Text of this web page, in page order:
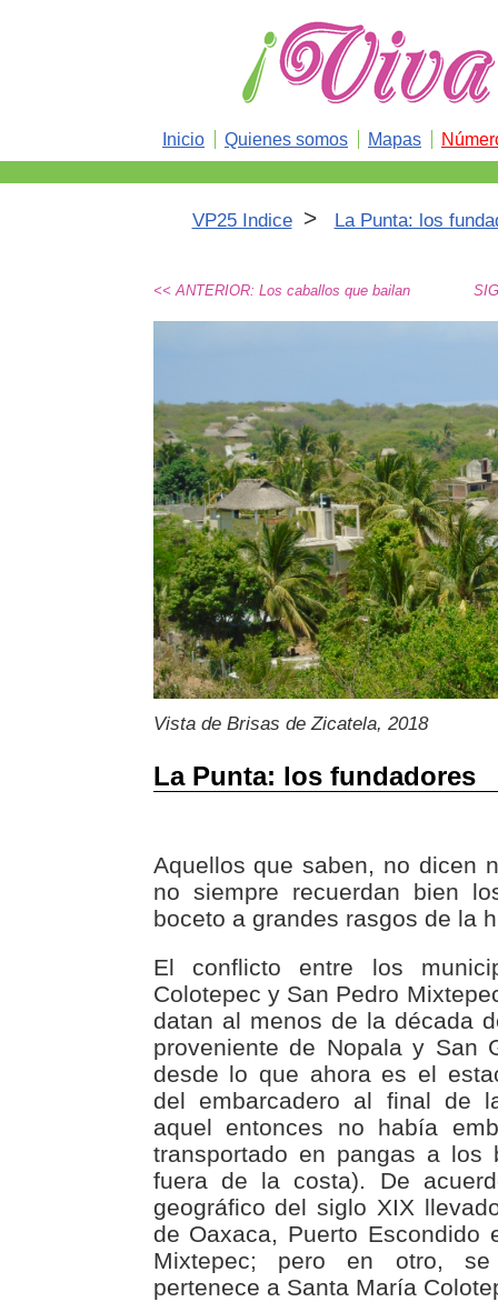
Inicio Quienes somos Mapas
VP25 Indice > La Punta: los
<< ANTERIOR: Los caballos que bailan
Vista de Brisas de Zicatela, 2018
La Punta: los fundadores
Aquellos que saben, no dicen
no siempre recuerdan bien
boceto a grandes rasgos de la
El conflicto entre los
Colotepec y San Pedro
datan al menos de la década
proveniente de Nopala y San
desde lo que ahora es el
del embarcadero al final de
aquel entonces no había
transportado en pangas a los
fuera de la costa). De
geográfico del siglo XIX
de Oaxaca, Puerto Escondido
Mixtepec; pero en otro,
pertenece a Santa María